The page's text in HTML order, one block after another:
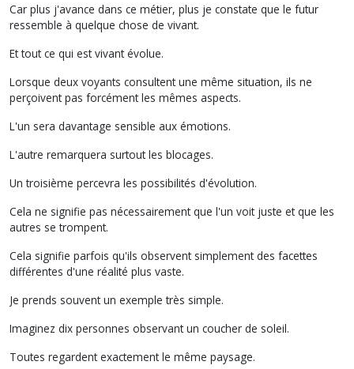
Car plus j'avance dans ce métier, plus je constate que le futur
ressemble à quelque chose de vivant.
Et tout ce qui est vivant évolue.
Lorsque deux voyants consultent une même situation, ils ne
perçoivent pas forcément les mêmes aspects.
L'un sera davantage sensible aux émotions.
L'autre remarquera surtout les blocages.
Un troisième percevra les possibilités d'évolution.
Cela ne signifie pas nécessairement que l'un voit juste et que les
autres se trompent.
Cela signifie parfois qu'ils observent simplement des facettes
différentes d'une réalité plus vaste.
Je prends souvent un exemple très simple.
Imaginez dix personnes observant un coucher de soleil.
Toutes regardent exactement le même paysage.